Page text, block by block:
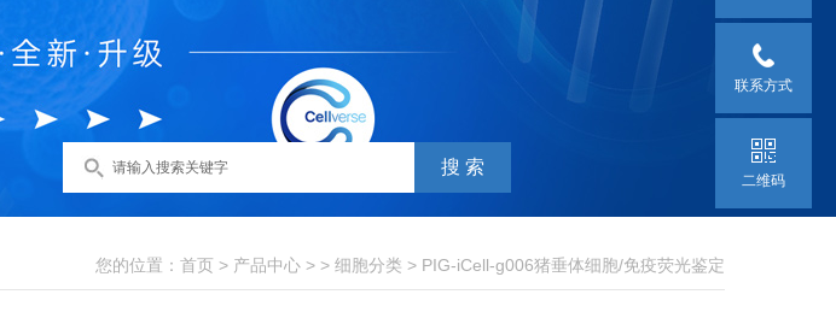
您的位置： 首页 > 产品中心 > > 细胞分类 > PIG-iCell-g006猪垂体细胞/免疫荧光鉴定
联系方式
二维码